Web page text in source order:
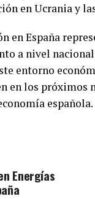
en Ucrania y
en España
a nivel
entorno
en los próximos
española.
Energías